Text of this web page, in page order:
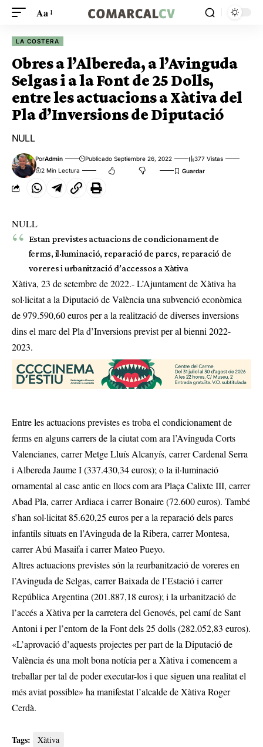
Aa
LA COSTERA
Obres a l’Albereda, a l’Avinguda
Selgas i a la Font de 25 Dolls,
entre les actuacions a Xàtiva del
Pla d’Inversions de Diputació
NULL
PorAdmin Publicado Septiembre 26, 2022
377 Vistas
2 Min Lectura
NULL
Estan previstes actuacions de condicionament de
ferms, il·luminació, reparació de parcs, reparació de
voreres i urbanització d’accessos a Xàtiva
Xàtiva, 23 de setembre de 2022.- L’Ajuntament de Xàtiva ha
sol·licitat a la Diputació de València una subvenció econòmica
de 979.590,60 euros per a la realització de diverses inversions
dins el marc del Pla d’Inversions previst per al bienni 2022-
2023.
Entre les actuacions previstes es troba el condicionament de
ferms en alguns carrers de la ciutat com ara l’Avinguda Corts
Valencianes, carrer Metge Lluís Alcanyís, carrer Cardenal Serra
i Albereda Jaume I (337.430,34 euros); o la il·luminació
ornamental al casc antic en llocs com ara Plaça Calixte III, carrer
Abad Pla, carrer Ardiaca i carrer Bonaire (72.600 euros). També
s’han sol·licitat 85.620,25 euros per a la reparació dels parcs
infantils situats en l’Avinguda de la Ribera, carrer Montesa,
carrer Abú Masaifa i carrer Mateo Pueyo.
Altres actuacions previstes són la reurbanització de voreres en
l’Avinguda de Selgas, carrer Baixada de l’Estació i carrer
República Argentina (201.887,18 euros); i la urbanització de
l’accés a Xàtiva per la carretera del Genovés, pel camí de Sant
Antoni i per l’entorn de la Font dels 25 dolls (282.052,83 euros).
«L’aprovació d’aquests projectes per part de la Diputació de
València és una molt bona notícia per a Xàtiva i comencem a
treballar per tal de poder executar-los i que siguen una realitat el
més aviat possible» ha manifestat l’alcalde de Xàtiva Roger
Cerdà.
Tags: Xàtiva